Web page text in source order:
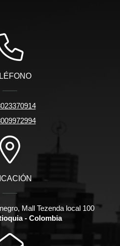
Mall Tezenda local 100
- Colombia